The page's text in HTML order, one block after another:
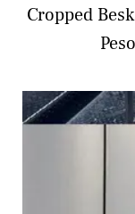
Cropped